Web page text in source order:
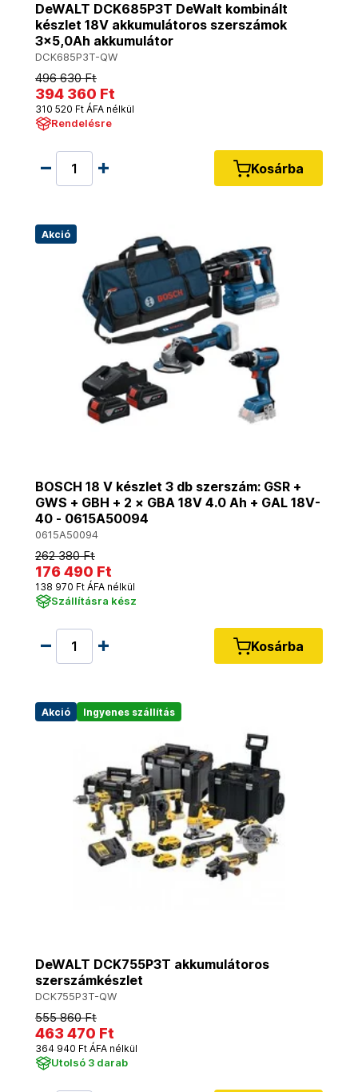
DeWALT DCK685P3T DeWalt kombinált
készlet 18V akkumulátoros szerszámok
3x5,0Ah akkumulátor
DCK685P3T-QW
496 630 Ft
394 360 Ft
310 520 Ft ÁFA nélkül
Rendelésre
Kosárba
Akció
BOSCH 18 V készlet 3 db szerszám: GSR +
GWS + GBH + 2 × GBA 18V 4.0 Ah + GAL 18V-
40 - 0615A50094
0615A50094
262 380 Ft
176 490 Ft
138 970 Ft ÁFA nélkül
Szállításra kész
Kosárba
Akció Ingyenes szállítás
DeWALT DCK755P3T akkumulátoros
szerszámkészlet
DCK755P3T-QW
555 860 Ft
463 470 Ft
364 940 Ft ÁFA nélkül
Utolsó 3 darab